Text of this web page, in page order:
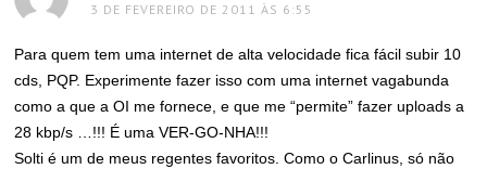
3 DE FEVEREIRO DE 2011 ÀS 6:55
Para quem tem uma internet de alta velocidade fica fácil subir 10
cds, PQP. Experimente fazer isso com uma internet vagabunda
como a que a OI me fornece, e que me “permite” fazer uploads a
28 kbp/s …!!! É uma VER-GO-NHA!!!
Solti é um de meus regentes favoritos. Como o Carlinus, só não